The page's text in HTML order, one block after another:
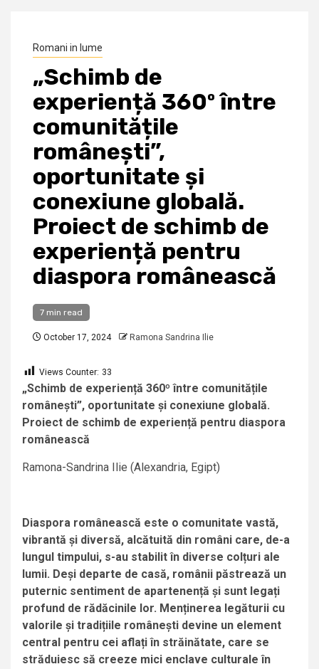
Romani in lume
„Schimb de
experiență 360º între
comunitățile
românești”,
oportunitate și
conexiune globală.
Proiect de schimb de
experiență pentru
diaspora românească
7 min read
October 17, 2024 Ramona Sandrina Ilie
Views Counter: 33
„Schimb de experiență 360º între comunitățile
românești”, oportunitate și conexiune globală.
Proiect de schimb de experiență pentru diaspora
românească
Ramona-Sandrina Ilie (Alexandria, Egipt)
Diaspora românească este o comunitate vastă,
vibrantă și diversă, alcătuită din români care, de-a
lungul timpului, s-au stabilit în diverse colțuri ale
lumii. Deși departe de casă, românii păstrează un
puternic sentiment de apartenență și sunt legați
profund de rădăcinile lor. Menținerea legăturii cu
valorile și tradițiile românești devine un element
central pentru cei aflați în străinătate, care se
străduiesc să creeze mici enclave culturale în